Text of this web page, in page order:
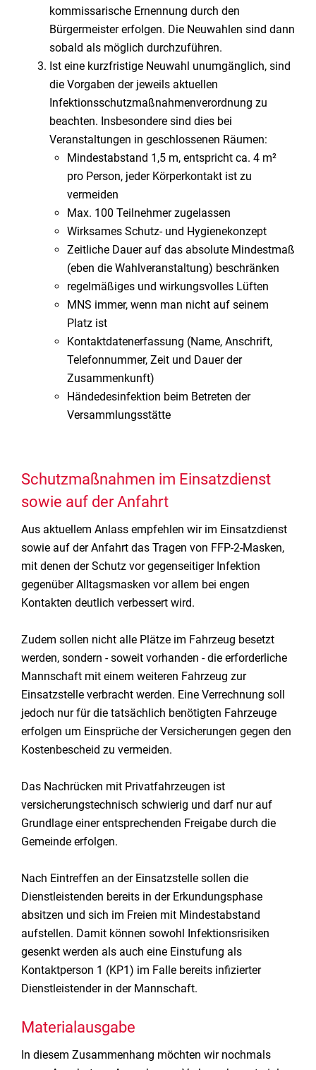
kommissarische Ernennung durch den
Bürgermeister erfolgen. Die Neuwahlen sind dann
sobald als möglich durchzuführen.
Ist eine kurzfristige Neuwahl unumgänglich, sind
die Vorgaben der jeweils aktuellen
Infektionsschutzmaßnahmenverordnung zu
beachten. Insbesondere sind dies bei
Veranstaltungen in geschlossenen Räumen:
Mindestabstand 1,5 m, entspricht ca. 4 m²
pro Person, jeder Körperkontakt ist zu
vermeiden
Max. 100 Teilnehmer zugelassen
Wirksames Schutz- und Hygienekonzept
Zeitliche Dauer auf das absolute Mindestmaß
(eben die Wahlveranstaltung) beschränken
regelmäßiges und wirkungsvolles Lüften
MNS immer, wenn man nicht auf seinem
Platz ist
Kontaktdatenerfassung (Name, Anschrift,
Telefonnummer, Zeit und Dauer der
Zusammenkunft)
Händedesinfektion beim Betreten der
Versammlungsstätte
Schutzmaßnahmen im Einsatzdienst
sowie auf der Anfahrt
Aus aktuellem Anlass empfehlen wir im Einsatzdienst
sowie auf der Anfahrt das Tragen von FFP-2-Masken,
mit denen der Schutz vor gegenseitiger Infektion
gegenüber Alltagsmasken vor allem bei engen
Kontakten deutlich verbessert wird.
Zudem sollen nicht alle Plätze im Fahrzeug besetzt
werden, sondern - soweit vorhanden - die erforderliche
Mannschaft mit einem weiteren Fahrzeug zur
Einsatzstelle verbracht werden. Eine Verrechnung soll
jedoch nur für die tatsächlich benötigten Fahrzeuge
erfolgen um Einsprüche der Versicherungen gegen den
Kostenbescheid zu vermeiden.
Das Nachrücken mit Privatfahrzeugen ist
versicherungstechnisch schwierig und darf nur auf
Grundlage einer entsprechenden Freigabe durch die
Gemeinde erfolgen.
Nach Eintreffen an der Einsatzstelle sollen die
Dienstleistenden bereits in der Erkundungsphase
absitzen und sich im Freien mit Mindestabstand
aufstellen. Damit können sowohl Infektionsrisiken
gesenkt werden als auch eine Einstufung als
Kontaktperson 1 (KP1) im Falle bereits infizierter
Dienstleistender in der Mannschaft.
Materialausgabe
In diesem Zusammenhang möchten wir nochmals